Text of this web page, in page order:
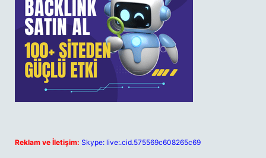
Reklam ve İletişim: Skype: live:.cid.575569c608265c69